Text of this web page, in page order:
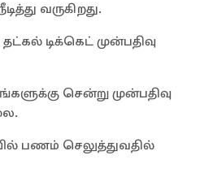
வருகிறது.
டிக்கெட் முன்பதிவு
சென்று முன்பதிவு
பணம் செலுத்துவதில்